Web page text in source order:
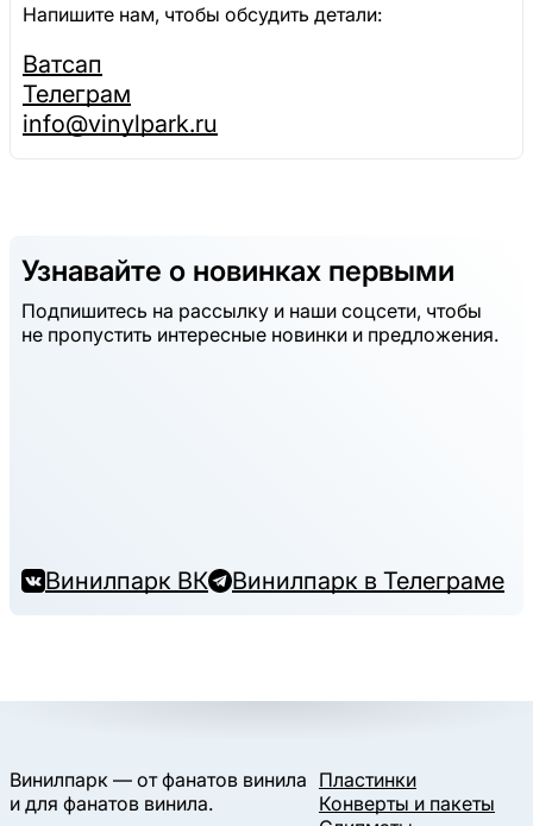
Напишите нам, чтобы обсудить детали:
Ватсап
Телеграм
info@vinylpark.ru
Узнавайте о новинках первыми
Подпишитесь на рассылку и наши соцсети, чтобы
не пропустить интересные новинки и предложения.
Винилпарк ВК Винилпарк в Телеграме
Винилпарк — от фанатов винила
и для фанатов винила.
Пластинки
Конверты и пакеты